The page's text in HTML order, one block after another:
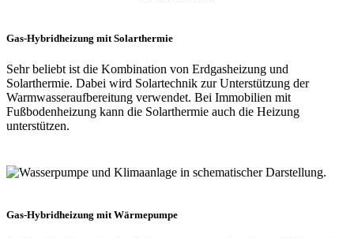
Gas-Hybridheizung mit Solarthermie ​
Sehr beliebt ist die Kombination von Erdgasheizung und
Solarthermie. Dabei wird Solartechnik zur Unterstützung der
Warmwasseraufbereitung verwendet. Bei Immobilien mit
Fußbodenheizung kann die Solarthermie auch die Heizung
unterstützen.
Gas-Hybridheizung mit Wärmepumpe​